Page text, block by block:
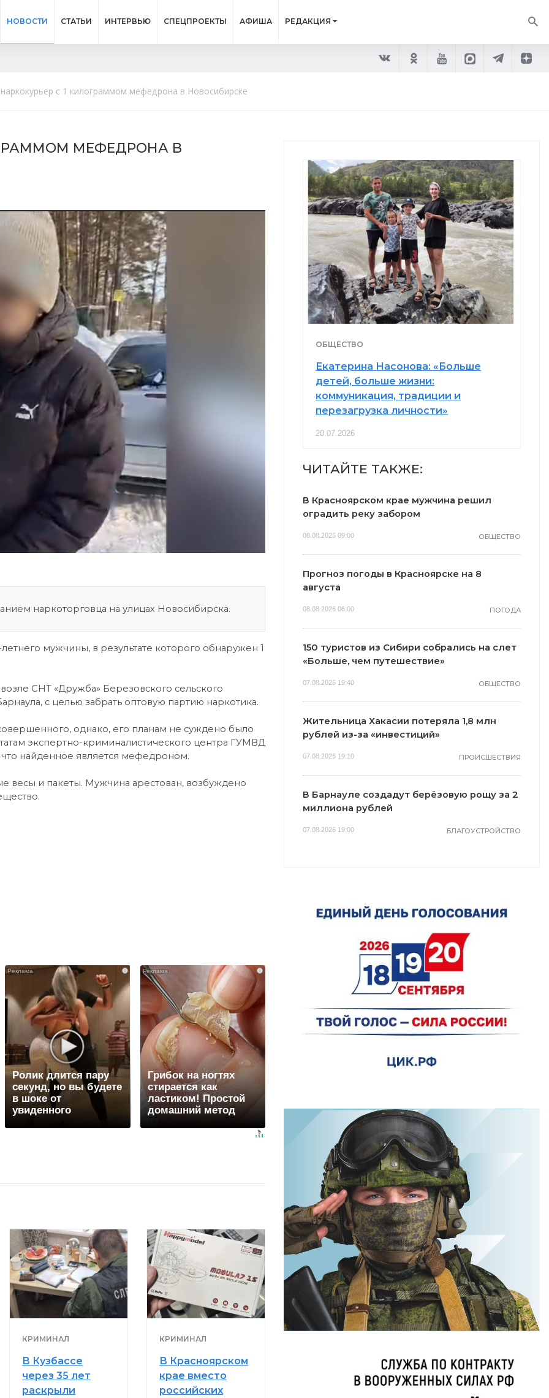
НОВОСТИ СТАТЬИ ИНТЕРВЬЮ СПЕЦПРОЕКТЫ АФИША РЕДАКЦИЯ
с 1 килограммом мефедрона в Новосибирске
МЕФЕДРОНА В
наркоторговца на улицах Новосибирска.
мужчины, в результате которого обнаружен 1
СНТ «Дружба» Березовского сельского
с целью забрать оптовую партию наркотика.
однако, его планам не суждено было
экспертно-криминалистического центра ГУМВД
найденное является мефедроном.
весы и пакеты. Мужчина арестован, возбуждено
i
Ролик длится пару
секунд, но вы будете
в шоке от
увиденного
i
Грибок на ногтях
стирается как
ластиком! Простой
домашний метод
КРИМИНАЛ
В Кузбассе
через 35 лет
раскрыли
КРИМИНАЛ
В Красноярском
крае вместо
российских
ОБЩЕСТВО
Екатерина Насонова: «Больше
детей, больше жизни:
коммуникация, традиции и
перезагрузка личности»
20.07.2026
ЧИТАЙТЕ ТАКЖЕ:
В Красноярском крае мужчина решил
оградить реку забором
08.08.2026 09:00 ОБЩЕСТВО
Прогноз погоды в Красноярске на 8
августа
08.08.2026 06:00 ПОГОДА
150 туристов из Сибири собрались на слет
«Больше, чем путешествие»
07.08.2026 19:40 ОБЩЕСТВО
Жительница Хакасии потеряла 1,8 млн
рублей из-за «инвестиций»
07.08.2026 19:10 ПРОИСШЕСТВИЯ
В Барнауле создадут берёзовую рощу за 2
миллиона рублей
07.08.2026 19:00 БЛАГОУСТРОЙСТВО